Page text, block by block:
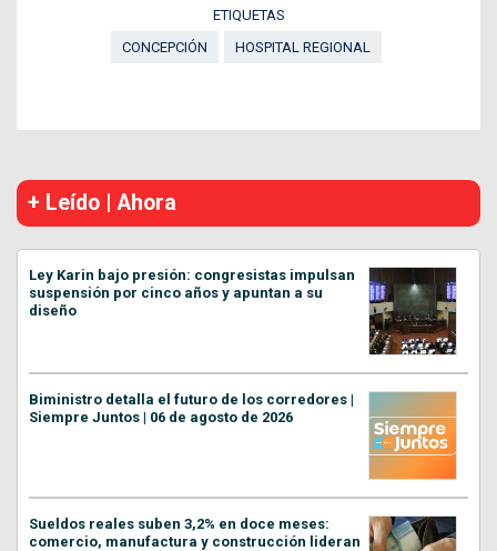
ETIQUETAS
CONCEPCIÓN
HOSPITAL REGIONAL
+ Leído | Ahora
Ley Karin bajo presión: congresistas impulsan
suspensión por cinco años y apuntan a su
diseño
Biministro detalla el futuro de los corredores |
Siempre Juntos | 06 de agosto de 2026
Sueldos reales suben 3,2% en doce meses:
comercio, manufactura y construcción lideran